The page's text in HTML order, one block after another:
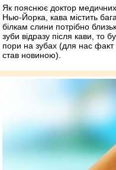
Як пояснює доктор
Нью-Йорка, кава містить
білкам слини потрібно
зуби відразу після кави, то
пори на зубах (для нас
став новиною).